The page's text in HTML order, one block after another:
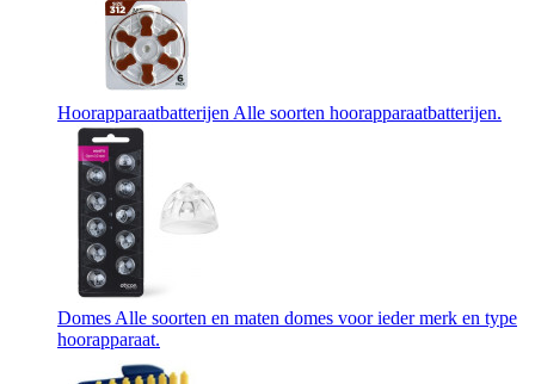
Hoorapparaatbatterijen Alle soorten hoorapparaatbatterijen.
Domes Alle soorten en maten domes voor ieder merk en type
hoorapparaat.